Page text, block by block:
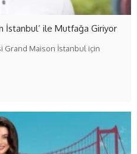
İstanbul’ ile Mutfağa Giriyor
Grand Maison İstanbul için